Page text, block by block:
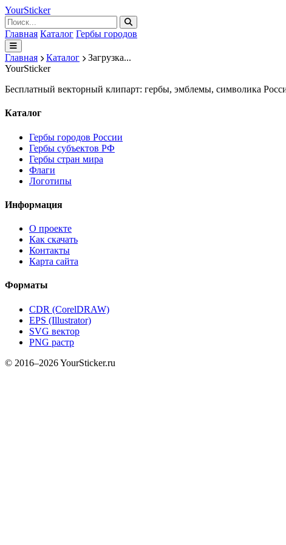
YourSticker
Главная Каталог Гербы городов
Главная Каталог
Загрузка...
YourSticker
Бесплатный векторный клипарт: гербы, эмблемы, символика
Каталог
Гербы городов России
Гербы субъектов РФ
Гербы стран мира
Флаги
Логотипы
Информация
О проекте
Как скачать
Контакты
Карта сайта
Форматы
CDR (CorelDRAW)
EPS (Illustrator)
SVG вектор
PNG растр
© 2016–2026 YourSticker.ru